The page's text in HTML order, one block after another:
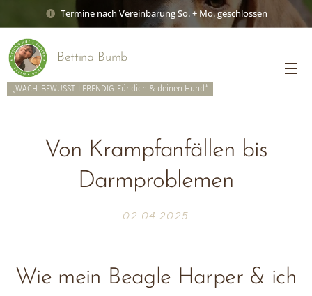
Termine nach Vereinbarung So. + Mo. geschlossen
Bettina Bumb
„WACH. BEWUSST. LEBENDIG. Für dich & deinen Hund.“
Von Krampfanfällen bis
Darmproblemen
02.04.2025
Wie mein Beagle Harper & ich